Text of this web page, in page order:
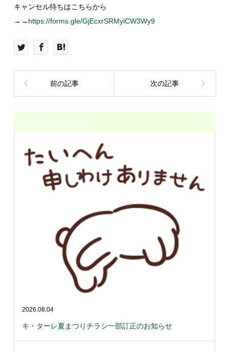
キャンセル待ちはこちらから
→→ https://forms.gle/GjEcxrSRMyiCW3Wy9
前の記事 次の記事
最近のお知らせ一覧
2026.08.04
キ・ターレ夏まつりチラシ一部訂正のお知らせ